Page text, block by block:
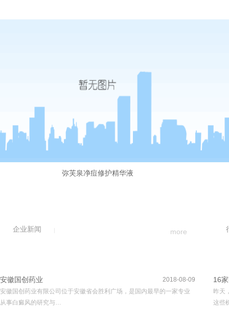
弥芙泉净痘修护精华液
企业新闻 more
2018-08-09
安徽国创药业
安徽国创药业有限公司位于安徽省会胜利广场，是国内最早的一家专业
从事白癜风的研究与…
16
昨天
这些